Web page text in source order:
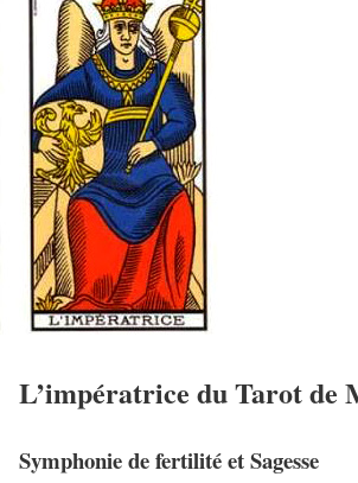
L’impératrice du Tarot de
Symphonie de fertilité et Sagesse